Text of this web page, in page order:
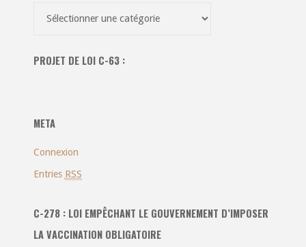
les
PROJET DE LOI C-63 :
META
Connexion
Entries RSS
C-278 : LOI EMPÊCHANT LE GOUVERNEMENT D’IMPOSER
LA VACCINATION OBLIGATOIRE